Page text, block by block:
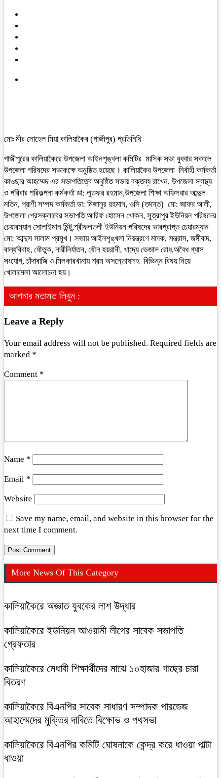
মোঃ মীর সোহেল মিয়া কালিয়াকৈর (গাজীপুর) প্রতিনিধি
গাজীপুরের কালিয়াকৈরে উপজেলা আইনশৃঙ্খলা কমিটির মাসিক সভা বুধবার সকালে
উপজেলা পরিষদের সভাকক্ষে অনুষ্ঠিত হয়েছে। কালিয়াকৈর উপজেলা নির্বাহী কর্মকর্তা
কাওছার আহম্মেদ এর সভাপতিত্বে অনুষ্ঠিত সভায় বক্তব্য রাখেন, উপজেলা স্বাস্থ্য
ও পরিবার পরিকল্পনা কর্মকর্তা ডা: লুতফর রহমান,উপজেলা শিক্ষা অফিসরার আব্দুল
মতিন, প্রাণী সম্পদ কর্মকর্তা ডা: মিজানুর রহমান, ওসি (তদন্ত) মো: জাফর আলী,
উপজেলা প্রেসক্লাবের সভাপতি আরিফ হোসেন খোকন, সূত্রাপুর ইউনিয়ন পরিষদের
চেয়ারম্যান সোলাইমান মিন্টু,শ্রীফলতলী ইউনিয়ন পরিষদের ভারপ্রাপ্ত চেয়ারম্যান
মো: আব্দুস সালাম প্রমূখ। সভায় আইনশৃঙ্খলা নিয়ন্ত্রণে মাদক, সন্ত্রাস, জঙ্গীবাদ,
বাল্যবিবাহ, যৌতুক, নারীনির্যাতন, যৌন হয়রানী, খাদ্যে ভেজাল রোধ,অবৈধ গ্যাস
সংযোগ, চাঁদাবাজি ও মিলকারখানায় শ্রম অসন্তোষসহ বিভিন্ন বিষয় নিয়ে
খোলামেলা আলোচনা হয়।
আপনার মতামত লিখুন :
Leave a Reply
Your email address will not be published. Required fields are
marked *
Comment *
Name *
Email *
Website
Save my name, email, and website in this browser for the
next time I comment.
More News Of This Category
কালিয়াকৈরে অজ্ঞাত যুবকের লাশ উদ্ধার
কালিয়াকৈরে ইউনিয়ন আওয়ামী লীগের সাবেক সভাপতি
গ্রেফতার
কালিয়াকৈরে মেধাবী শিক্ষার্থীদের মাঝে ১০হাজার গাছের চারা
বিতরণ
কালিয়াকৈরে বিএনপির সাবেক সাধারণ সম্পাদক পারভেজ
আহাম্মেদের মুক্তির দাবিতে বিক্ষোভ ও পথসভা
কালিয়াকৈরে বিএনপির কমিটি ঘোষনাকে কেন্দ্র করে ধাওয়া পাল্টা
ধাওয়া